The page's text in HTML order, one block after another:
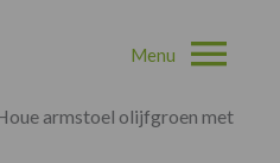
armstoel olijfgroen met